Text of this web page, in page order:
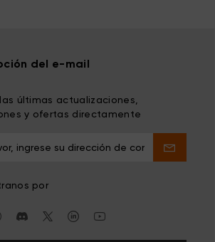
del e-mail
últimas actualizaciones,
y ofertas directamente
por